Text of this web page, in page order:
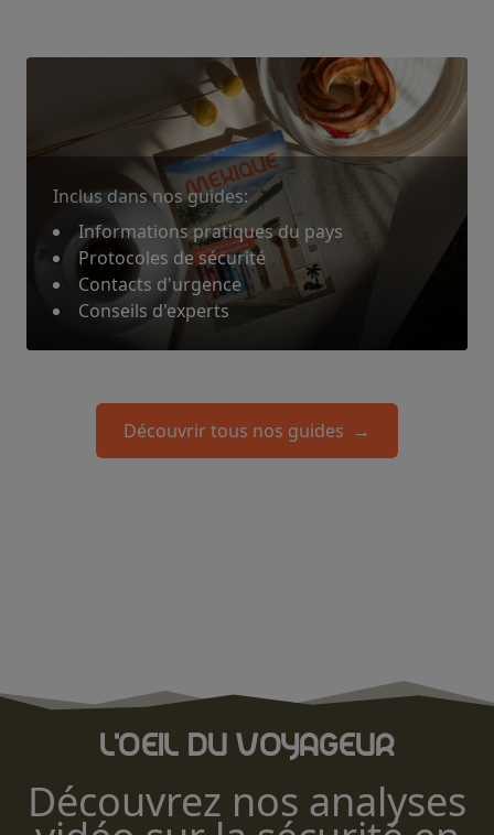
Inclus dans nos guides:
Informations pratiques du pays
Protocoles de sécurité
Contacts d'urgence
Conseils d'experts
Découvrir tous nos guides →
L'oeil du voyageur
Découvrez nos analyses